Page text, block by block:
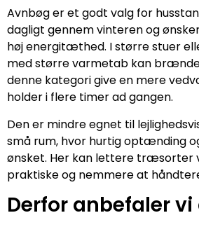
Avnbøg er et godt valg for
dagligt gennem vinteren og
høj energitæthed. I større stuer
med større varmetab kan
denne kategori give en mere
holder i flere timer ad gangen.
Den er mindre egnet til
små rum, hvor hurtig optænding
ønsket. Her kan lettere
praktiske og nemmere at
Derfor anbefaler vi